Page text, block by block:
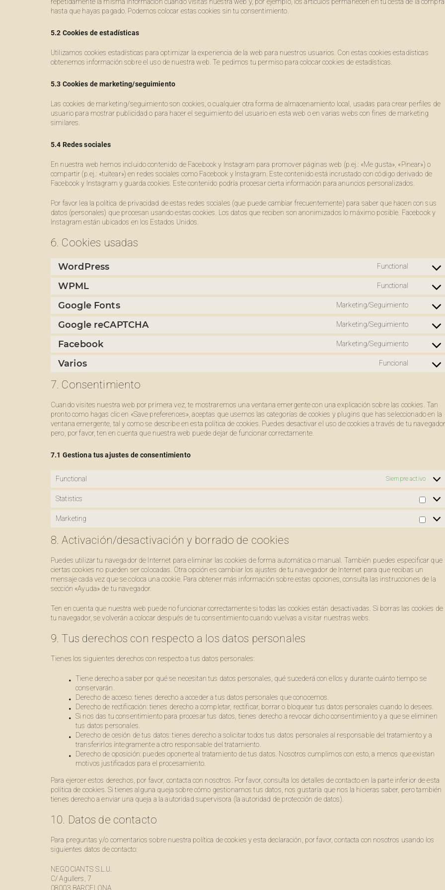
hasta que hayas pagado. Podemos colocar estas cookies sin tu consentimiento.
5.2 Cookies de estadísticas
Utilizamos cookies estadísticas para optimizar la experiencia de la web para nuestros usuarios. Con estas cookies estadísticas
obtenemos información sobre el uso de nuestra web. Te pedimos tu permiso para colocar cookies de estadísticas.
5.3 Cookies de marketing/seguimiento
Las cookies de marketing/seguimiento son cookies, o cualquier otra forma de almacenamiento local, usadas para crear perfiles de
usuario para mostrar publicidad o para hacer el seguimiento del usuario en esta web o en varias webs con fines de marketing
similares.
5.4 Redes sociales
En nuestra web hemos incluido contenido de Facebook y Instagram para promover páginas web (p.ej.: «Me gusta», «Pinear») o
compartir (p.ej.: «tuitear») en redes sociales como Facebook y Instagram. Este contenido está incrustado con código derivado de
Facebook y Instagram y guarda cookies. Este contenido podría procesar cierta información para anuncios personalizados.
Por favor lea la política de privacidad de estas redes sociales (que puede cambiar frecuentemente) para saber que hacen con sus
datos (personales) que procesan usando estas cookies. Los datos que reciben son anonimizados lo máximo posible. Facebook y
Instagram están ubicados en los Estados Unidos.
6. Cookies usadas
WordPress Functional
service
WPML Functional
service
Google Fonts Marketing/Seguimiento
service
Google reCAPTCHA Marketing/Seguimiento
service
Facebook Marketing/Seguimiento
service
Varios Funcional
7. Consentimiento
Cuando visites nuestra web por primera vez, te mostraremos una ventana emergente con una explicación sobre las cookies. Tan
pronto como hagas clic en «Save preferences», aceptas que usemos las categorías de cookies y plugins que has seleccionado en la
ventana emergente, tal y como se describe en esta política de cookies. Puedes desactivar el uso de cookies a través de tu navegador,
pero, por favor, ten en cuenta que nuestra web puede dejar de funcionar correctamente.
7.1 Gestiona tus ajustes de consentimiento
Functional Siempre activo
Statistics
Marketing
8. Activación/desactivación y borrado de cookies
Puedes utilizar tu navegador de Internet para eliminar las cookies de forma automática o manual. También puedes especificar que
ciertas cookies no pueden ser colocadas. Otra opción es cambiar los ajustes de tu navegador de Internet para que recibas un
mensaje cada vez que se coloca una cookie. Para obtener más información sobre estas opciones, consulta las instrucciones de la
sección «Ayuda» de tu navegador.
Ten en cuenta que nuestra web puede no funcionar correctamente si todas las cookies están desactivadas. Si borras las cookies de
tu navegador, se volverán a colocar después de tu consentimiento cuando vuelvas a visitar nuestras webs.
9. Tus derechos con respecto a los datos personales
Tienes los siguientes derechos con respecto a tus datos personales:
Tiene derecho a saber por qué se necesitan tus datos personales, qué sucederá con ellos y durante cuánto tiempo se
conservarán.
Derecho de acceso: tienes derecho a acceder a tus datos personales que conocemos.
Derecho de rectificación: tienes derecho a completar, rectificar, borrar o bloquear tus datos personales cuando lo desees.
Si nos das tu consentimiento para procesar tus datos, tienes derecho a revocar dicho consentimiento y a que se eliminen
tus datos personales.
Derecho de cesión de tus datos: tienes derecho a solicitar todos tus datos personales al responsable del tratamiento y a
transferirlos íntegramente a otro responsable del tratamiento.
Derecho de oposición: puedes oponerte al tratamiento de tus datos. Nosotros cumplimos con esto, a menos que existan
motivos justificados para el procesamiento.
Para ejercer estos derechos, por favor, contacta con nosotros. Por favor, consulta los detalles de contacto en la parte inferior de esta
política de cookies. Si tienes alguna queja sobre cómo gestionamos tus datos, nos gustaría que nos la hicieras saber, pero también
tienes derecho a enviar una queja a la autoridad supervisora (la autoridad de protección de datos).
10. Datos de contacto
Para preguntas y/o comentarios sobre nuestra política de cookies y esta declaración, por favor, contacta con nosotros usando los
siguientes datos de contacto:
NEGOCIANTS S.L.U.
C/ Agullers, 7
08003 BARCELONA